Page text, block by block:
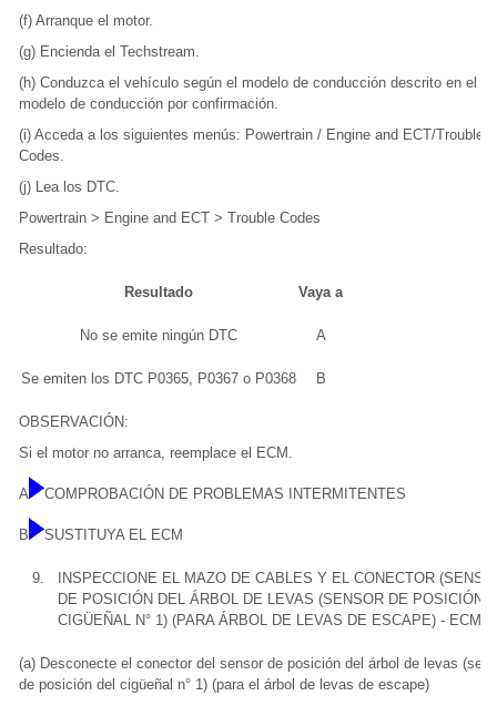
(f) Arranque el motor.
(g) Encienda el Techstream.
(h) Conduzca el vehículo según el modelo de conducción descrito en el
modelo de conducción por confirmación.
(i) Acceda a los siguientes menús: Powertrain / Engine and ECT/Trouble
Codes.
(j) Lea los DTC.
Powertrain > Engine and ECT > Trouble Codes
Resultado:
Resultado Vaya a
No se emite ningún DTC A
Se emiten los DTC P0365, P0367 o P0368 B
OBSERVACIÓN:
Si el motor no arranca, reemplace el ECM.
A COMPROBACIÓN DE PROBLEMAS INTERMITENTES
B SUSTITUYA EL ECM
9.
INSPECCIONE EL MAZO DE CABLES Y EL CONECTOR
DE POSICIÓN DEL ÁRBOL DE LEVAS (SENSOR DE POSICIÓN
CIGÜEÑAL N° 1) (PARA ÁRBOL DE LEVAS DE ESCAPE) - ECM)
(a) Desconecte el conector del sensor de posición del árbol de levas
de posición del cigüeñal n° 1) (para el árbol de levas de escape)